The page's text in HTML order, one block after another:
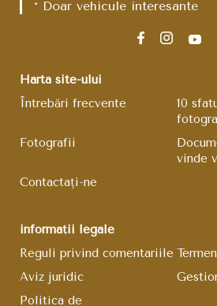
* Doar vehicule interesante
Harta site-ului
Întrebări frecvente
10
Fotografii
vinde
Contactați-ne
informații legale
Reguli privind comentariile
Aviz juridic
Politica de